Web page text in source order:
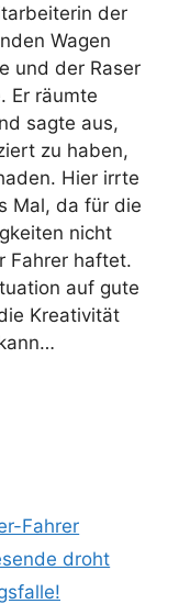
der
Wagen
und der Raser
Er räumte
sagte aus,
zu haben,
Hier irrte
Mal, da für die
nicht
Fahrer haftet.
auf gute
Kreativität
Fahrer
droht